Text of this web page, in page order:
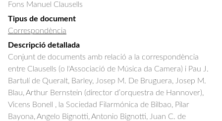
Fons Manuel Clausells
Tipus de document
Correspondència
Descripció detallada
Conjunt de documents amb relació a la correspondència
entre Clausells (o l'Associació de Música da Camera) i Pau J.
Bartulí de Queralt, Barley, Josep M. De Bruguera, Josep M.
Blau, Arthur Bernstein (director d’orquestra de Hannover),
Vicens Bonell , la Sociedad Filarmónica de Bilbao, Pilar
Bayona, Angelo Bignotti, Antonio Bignotti, Juan C. de